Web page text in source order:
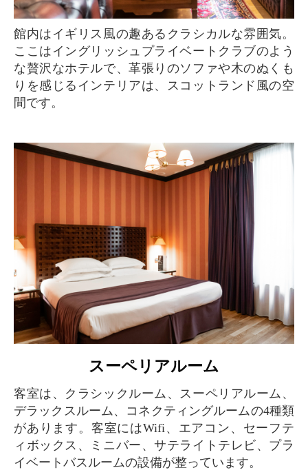
館内はイギリス風の趣あるクラシカルな雰囲気。
ここはイングリッシュプライベートクラブのよう
な贅沢なホテルで、革張りのソファや木のぬくも
りを感じるインテリアは、スコットランド風の空
間です。
スーペリアルーム
客室は、クラシックルーム、スーペリアルーム、
デラックスルーム、コネクティングルームの4種類
があります。客室にはWifi、エアコン、セーフテ
ィボックス、ミニバー、サテライトテレビ、プラ
イベートバスルームの設備が整っています。